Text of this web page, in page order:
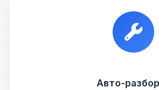
Авто-
Прием автомобилей для
любом